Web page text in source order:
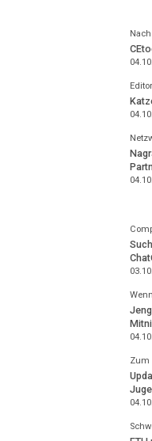
Zum